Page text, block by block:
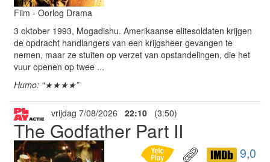
Film - Oorlog Drama
3 oktober 1993, Mogadishu. Amerikaanse elitesoldaten krijgen
de opdracht handlangers van een krijgsheer gevangen te
nemen, maar ze stuiten op verzet van opstandelingen, die het
vuur openen op twee ...
Humo: “★★★★”
vrijdag 7/08/2026 22:10 (3:50)
The Godfather Part II
9,0